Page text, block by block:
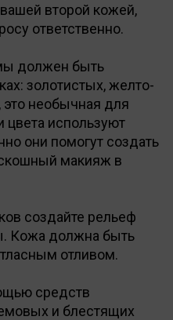
второй кожей,
ответственно.
должен быть
золотистых, желто-
необычная для
цвета используют
они помогут создать
макияж в
создайте рельеф
Кожа должна быть
отливом.
средств
и блестящих